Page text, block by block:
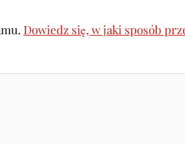
Dowiedz się, w jaki sposób